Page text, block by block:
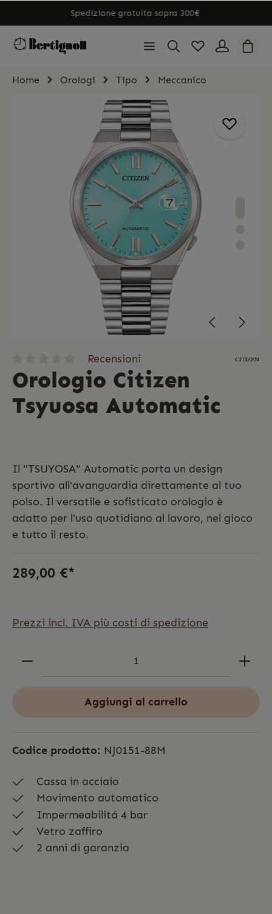
Spedizione gratuita sopra 300€
Home Orologi Tipo Meccanico
Recensioni
Orologio Citizen
Tsyuosa Automatic
Il "TSUYOSA" Automatic porta un design
sportivo all'avanguardia direttamente al tuo
polso. Il versatile e sofisticato orologio è
adatto per l'uso quotidiano al lavoro, nel gioco
e tutto il resto.
289,00 €*
Prezzi incl. IVA più costi di spedizione
Aggiungi al carrello
Codice prodotto: NJ0151-88M
Cassa in acciaio
Movimento automatico
Impermeabilitá 4 bar
Vetro zaffiro
2 anni di garanzia